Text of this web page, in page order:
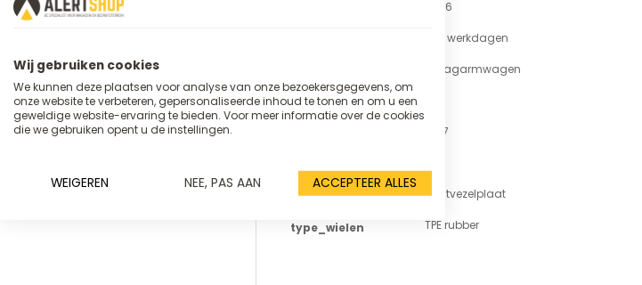
4626
7-11 werkdagen
Draagarmwagen
etages
1807
materiaal_laadvlak Houtvezelplaat
type_wielen TPE rubber
Wij gebruiken cookies
We kunnen deze plaatsen voor analyse van onze bezoekersgegevens, om
onze website te verbeteren, gepersonaliseerde inhoud te tonen en om u een
geweldige website-ervaring te bieden. Voor meer informatie over de cookies
die we gebruiken opent u de instellingen.
WEIGEREN NEE, PAS AAN ACCEPTEER ALLES